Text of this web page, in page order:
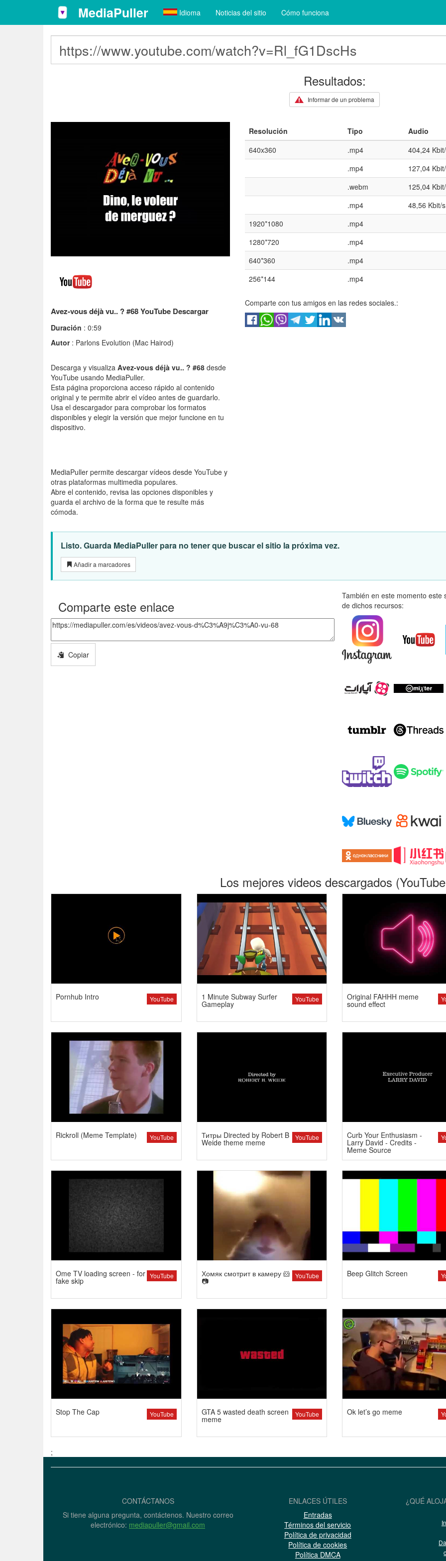
MediaPuller Idioma Noticias del sitio Cómo funciona
Resultados:
Informar de un problema
Avez-vous déjà vu.. ? #68 YouTube Descargar
Duración : 0:59
Autor: Parlons Evolution (Mac Hairod)
Descarga y visualiza Avez-vous déjà vu.. ? #68 desde
YouTube usando MediaPuller.
Esta página proporciona acceso rápido al contenido
original y te permite abrir el vídeo antes de guardarlo.
Usa el descargador para comprobar los formatos
disponibles y elegir la versión que mejor funcione en tu
dispositivo.
MediaPuller permite descargar vídeos desde YouTube y
otras plataformas multimedia populares.
Abre el contenido, revisa las opciones disponibles y
guarda el archivo de la forma que te resulte más
cómoda.
Resolución Tipo
Audio
640x360
.mp4
404,24
.mp4
127,04
.webm
125,04
.mp4
48,56 Kbit/s
1920*1080
.mp4
1280*720
.mp4
640*360
.mp4
256*144
.mp4
Comparte con tus amigos en las redes sociales.:
Listo. Guarda MediaPuller para no tener que buscar el sitio la próxima vez.
Añadir a marcadores
Comparte este enlace
Copiar
También en este momento
de dichos recursos:
Los mejores videos descargados
YouTube
Pornhub Intro YouTube
1 Minute Subway Surfer
Gameplay
Original FAHHH meme
sound effect
YouTube
Rickroll (Meme Template) YouTube
Титры Directed by Robert B
Weide theme meme
Curb Your Enthusiasm -
Larry David - Credits -
Meme Source
YouTube
Ome TV loading screen - for
fake skip
YouTube
Хомяк смотрит в камеру 🐹
📷
Beep Glitch Screen
YouTube
Stop The Cap YouTube
GTA 5 wasted death screen
meme
Ok let’s go meme
;
CONTÁCTANOS
Si tiene alguna pregunta, contáctenos. Nuestro correo
electrónico: mediapuller@gmail.com
ENLACES ÚTILES
Entradas
Términos del servicio
Política de privacidad
Política de cookies
Política DMCA
¿QUÉ